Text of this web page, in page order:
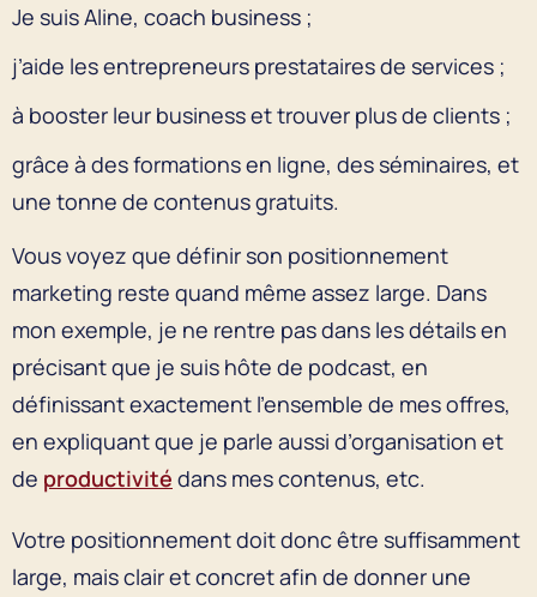
Je suis Aline, coach business ;
j’aide les entrepreneurs prestataires de services ;
à booster leur business et trouver plus de clients ;
grâce à des formations en ligne, des séminaires, et
une tonne de contenus gratuits.
Vous voyez que définir son positionnement
marketing reste quand même assez large. Dans
mon exemple, je ne rentre pas dans les détails en
précisant que je suis hôte de podcast, en
définissant exactement l’ensemble de mes offres,
en expliquant que je parle aussi d’organisation et
de productivité dans mes contenus, etc.
Votre positionnement doit donc être suffisamment
large, mais clair et concret afin de donner une